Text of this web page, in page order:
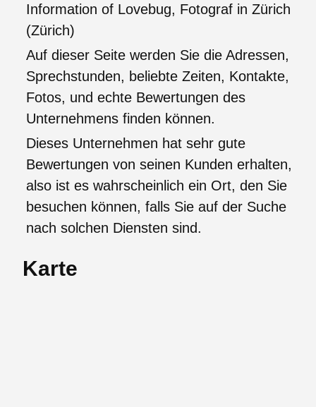
Information of Lovebug, Fotograf in Zürich
(Zürich)
Auf dieser Seite werden Sie die Adressen,
Sprechstunden, beliebte Zeiten, Kontakte,
Fotos, und echte Bewertungen des
Unternehmens finden können.
Dieses Unternehmen hat sehr gute
Bewertungen von seinen Kunden erhalten,
also ist es wahrscheinlich ein Ort, den Sie
besuchen können, falls Sie auf der Suche
nach solchen Diensten sind.
Karte